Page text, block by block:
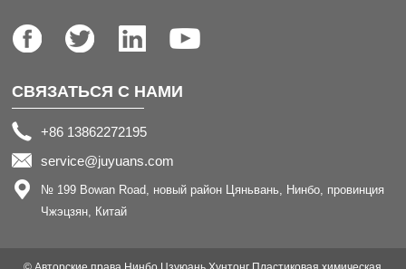
СВЯЗАТЬСЯ С НАМИ
+86 13862272195
service@juyuans.com
№ 199 Bowan Road, новый район Цяньвань, Нинбо, провинция
Чжэцзян, Китай